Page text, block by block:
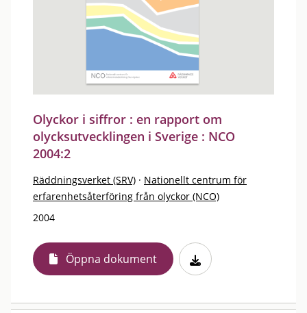
Olyckor i siffror : en rapport om
olycksutvecklingen i Sverige : NCO
2004:2
Räddningsverket (SRV) · Nationellt centrum för
erfarenhetsåterföring från olyckor (NCO)
2004
Öppna dokument